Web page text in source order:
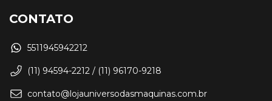
CONTATO
5511945942212
(11) 94594-2212 / (11) 96170-9218
contato@lojauniversodasmaquinas.com.br